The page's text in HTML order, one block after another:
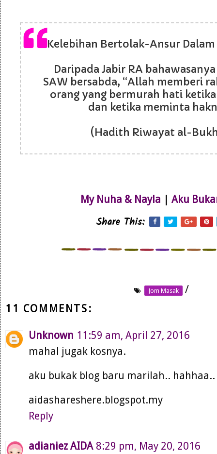
Kelebihan Bertolak-Ansur Dalam
Daripada Jabir RA
SAW bersabda, “Allah memberi
orang yang bermurah hati
dan ketika meminta
(Hadith Riwayat al-
My Nuha & Nayla | Aku
Share This:
Jom Masak
/
11 COMMENTS:
Unknown 11:59 am, April 27, 2016
mahal jugak kosnya.
aku bukak blog baru marilah.. hahhaa..
aidashareshere.blogspot.my
Reply
adianiez AIDA 8:29 pm, May 20, 2016